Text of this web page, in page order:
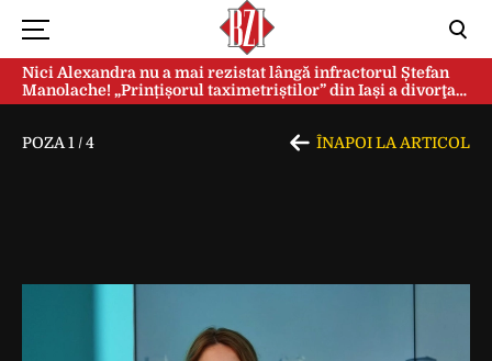
Nici Alexandra nu a mai rezistat lângă infractorul Ștefan
Manolache! „Prințișorul taximetriștilor” din Iași a divorţat
după doi ani de căsnicie
POZA 1 /4 ÎNAPOI LA ARTICOL